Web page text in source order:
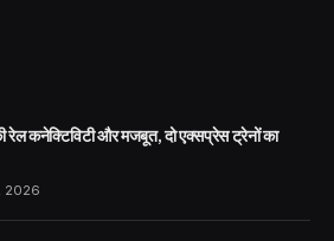
रेल कनेक्टिविटी और मजबूत, दो एक्सप्रेस ट्रेनों का
2026